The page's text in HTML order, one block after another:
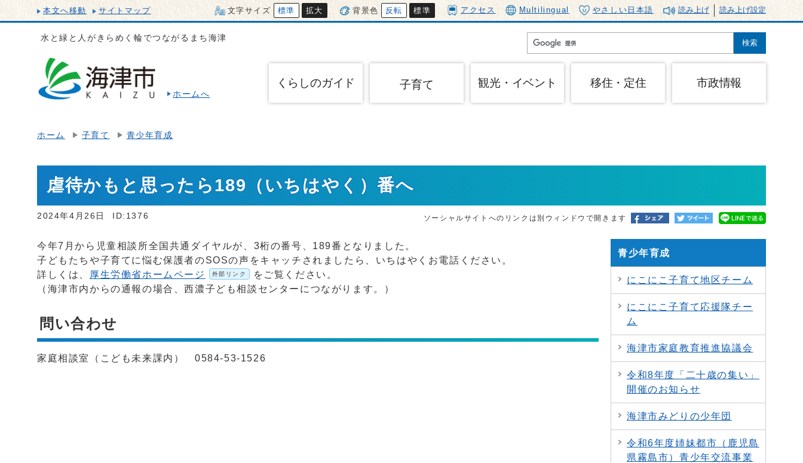
本文へ移動 サイトマップ 文字サイズ 標準 拡大 背景色 反転 標準 アクセス Multilingual やさしい日本語 読み上げ 読み上げ設定
水と緑と人がきらめく輪でつながるまち海津
ホームへ
くらしのガイド 子育て 観光・イベント 移住・定住 市政情報
ホーム 子育て 青少年育成
虐待かもと思ったら189（いちはやく）番へ
2024年4月26日 ID:1376 ソーシャルサイトへのリンクは別ウィンドウで開きます
今年7月から児童相談所全国共通ダイヤルが、3桁の番号、189番となりました。
子どもたちや子育てに悩む保護者のSOSの声をキャッチされましたら、いちはやくお電話ください。
詳しくは、
厚生労働省ホームページ 外部リンク
をご覧ください。
（海津市内からの通報の場合、西濃子ども相談センターにつながります。）
問い合わせ
家庭相談室（こども未来課内） 0584-53-1526
青少年育成
にこにこ子育て地区チーム
にこにこ子育て応援隊チー
ム
海津市家庭教育推進協議会
令和8年度「二十歳の集い」
開催のお知らせ
海津市みどりの少年団
令和6年度姉妹都市（鹿児島
県霧島市）青少年交流事業